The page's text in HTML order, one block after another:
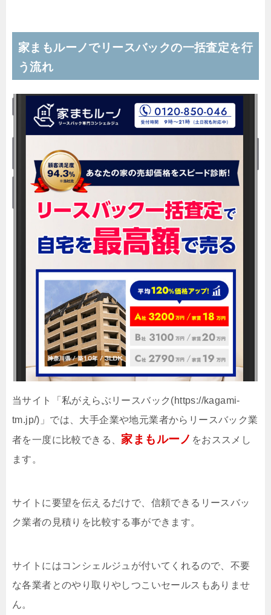
家まもルーノでリースバックの一括査定を行
う流れ
当サイト「私がえらぶリースバック(https://kagami-
tm.jp/)」では、大手企業や地元業者からリースバック業
者を一度に比較できる、家まもルーノ をおススメし
ます。
サイトに要望を伝えるだけで、信頼できるリースバッ
ク業者の見積りを比較する事ができます。
サイトにはコンシェルジュが付いてくれるので、不要
な各業者とのやり取りやしつこいセールスもありませ
ん。